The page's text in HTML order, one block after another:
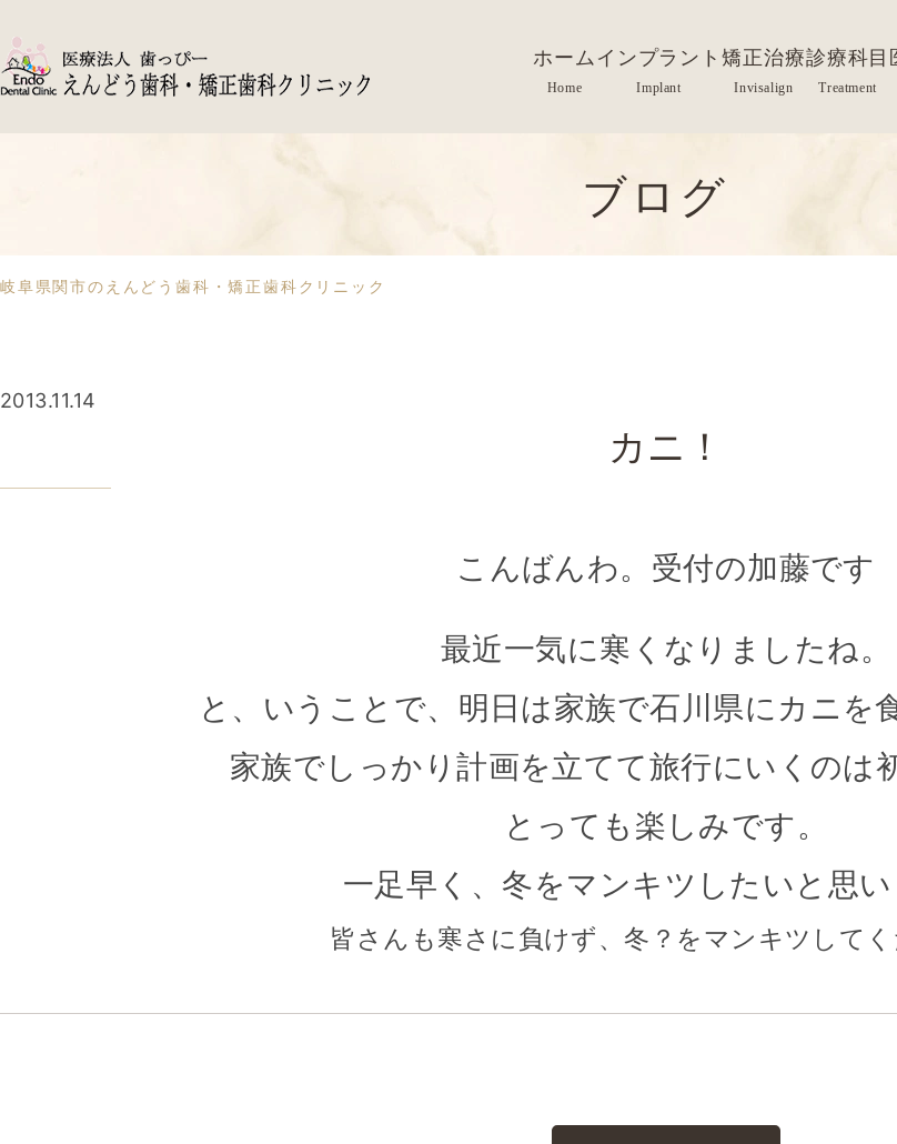
ホーム インプラント矯正治療診療科目
ブログ
岐阜県関市のえんどう歯科・矯正歯科クリニック
カニ！
2013.11.14
こんばんわ。受付の加藤です
最近一気に寒くなりましたね。
と、いうことで、明日は家族で石川県にカニを
家族でしっかり計画を立てて旅行にいくのは
とっても楽しみです。
一足早く、冬をマンキツしたいと思い
皆さんも寒さに負けず、冬？をマンキツして